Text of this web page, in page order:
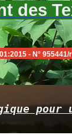
des
- N° 955441/
pour